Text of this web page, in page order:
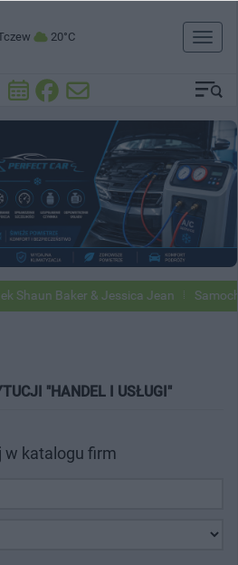
20°C
Toggle
Baker & Jessica Jean
"HANDEL I USŁUGI"
w katalogu firm